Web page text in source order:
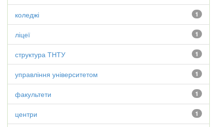
1
коледжі
1
ліцеї
1
структура ТНТУ
1
управління університетом
1
факультети
1
центри